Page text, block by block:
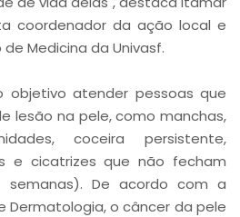
coordenador da ação local e
Medicina da Univasf.
objetivo atender pessoas que
lesão na pele, como manchas,
coceira persistente,
e cicatrizes que não fecham
De acordo com a
Dermatologia, o câncer da pele